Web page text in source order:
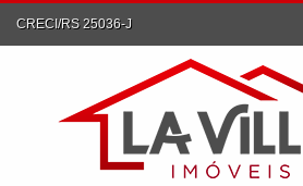
CRECI/RS 25036-J